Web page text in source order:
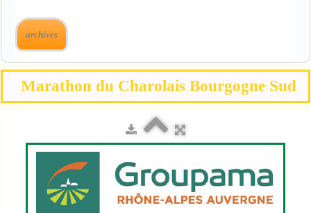
archives
Marathon du Charolais Bourgogne Sud